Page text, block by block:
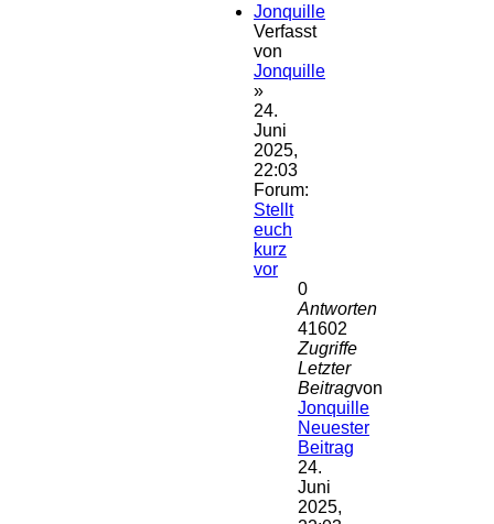
Jonquille
Verfasst
von
Jonquille
»
24.
Juni
2025,
22:03
Forum:
Stellt
euch
kurz
vor
0
Antworten
41602
Zugriffe
Letzter
Beitragvon
Jonquille
Neuester
Beitrag
24.
Juni
2025,